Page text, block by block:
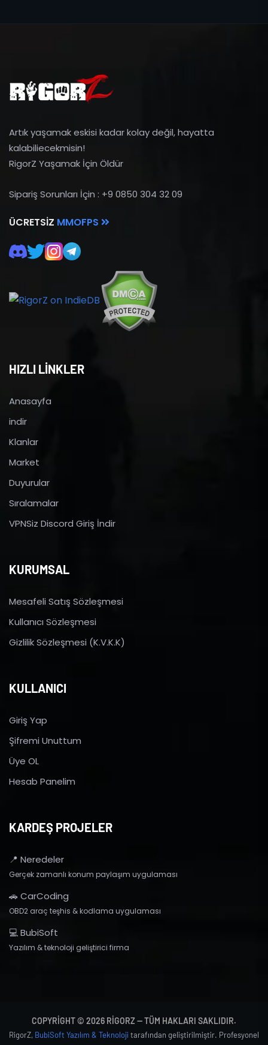
Artık yaşamak eskisi kadar kolay değil, hayatta
kalabiliecekmisin!
RigorZ Yaşamak İçin Öldür
Sipariş Sorunları İçin : +9 0850 304 32 09
ÜCRETSIZ MMOFPS
HIZLI LİNKLER
Anasayfa
indir
Klanlar
Market
Duyurular
Sıralamalar
VPNSiz Discord Giriş İndir
KURUMSAL
Mesafeli Satış Sözleşmesi
Kullanıcı Sözleşmesi
Gizlilik Sözleşmesi (K.V.K.K)
KULLANICI
Giriş Yap
Şifremi Unuttum
Üye OL
Hesab Panelim
KARDEŞ PROJELER
📍 Neredeler
Gerçek zamanlı konum paylaşım uygulaması
🚗 CarCoding
OBD2 araç teşhis & kodlama uygulaması
💻 BubiSoft
Yazılım & teknoloji geliştirici firma
COPYRIGHT © 2026 RIGORZ — TÜM HAKLARI SAKLIDIR.
RigorZ, BubiSoft Yazılım & Teknoloji tarafından geliştirilmiştir. Profesyonel